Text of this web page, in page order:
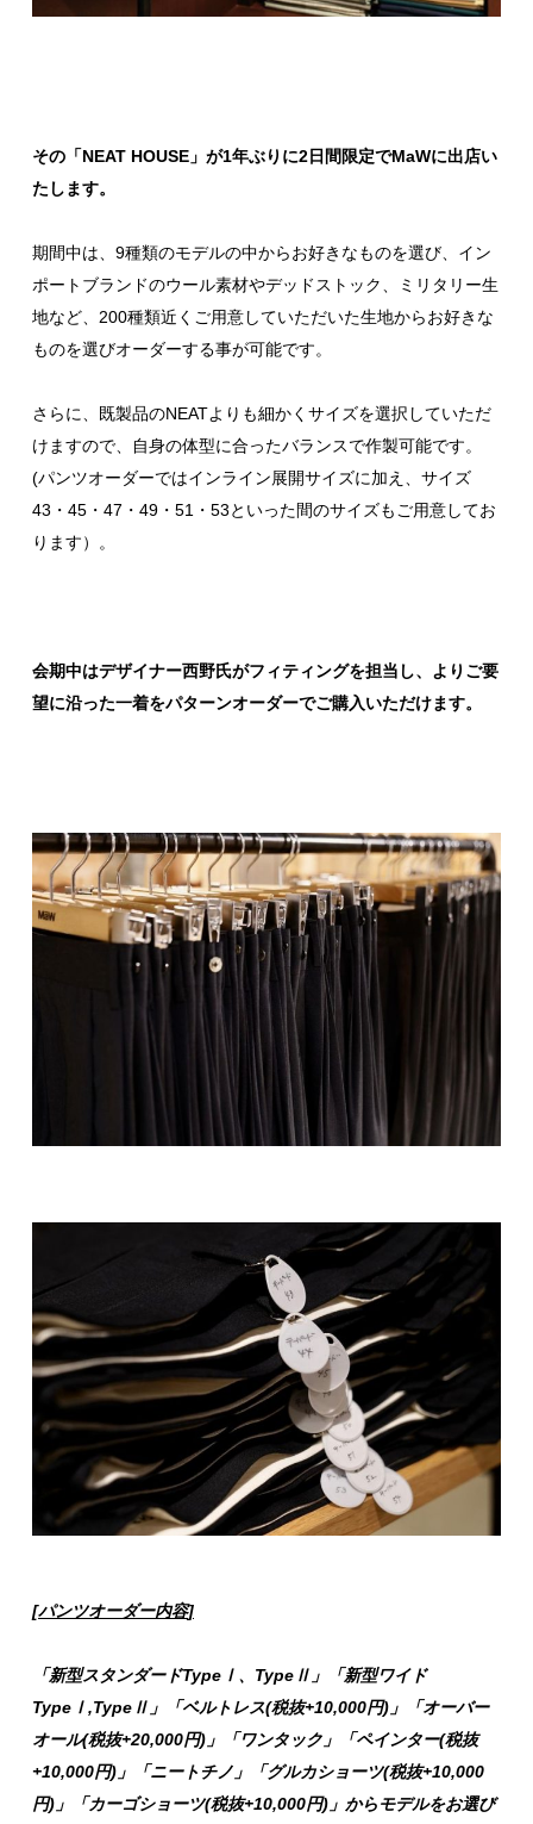
その「NEAT HOUSE」が1年ぶりに2日間限定でMaWに出店い
たします。
期間中は、9種類のモデルの中からお好きなものを選び、イン
ポートブランドのウール素材やデッドストック、ミリタリー生
地など、200種類近くご用意していただいた生地からお好きな
ものを選びオーダーする事が可能です。
さらに、既製品のNEATよりも細かくサイズを選択していただ
けますので、自身の体型に合ったバランスで作製可能です。
(パンツオーダーではインライン展開サイズに加え、サイズ
43 ・ 45 ・ 47 ・ 49 ・ 51 ・ 53といった間のサイズもご用意してお
ります）。
会期中はデザイナー西野氏がフィティングを担当し、よりご要
望に沿った一着をパターンオーダーでご購入いただけます。
[パンツオーダー内容]
「新型スタンダードTypeⅠ、TypeⅡ」「新型ワイド
TypeⅠ,TypeⅡ」「ベルトレス(税抜+10,000円)」「オーバー
オール(税抜+20,000円)」「ワンタック」「ペインター(税抜
+10,000円)」「ニートチノ」「グルカショーツ(税抜+10,000
円)」「カーゴショーツ(税抜+10,000円)」からモデルをお選び